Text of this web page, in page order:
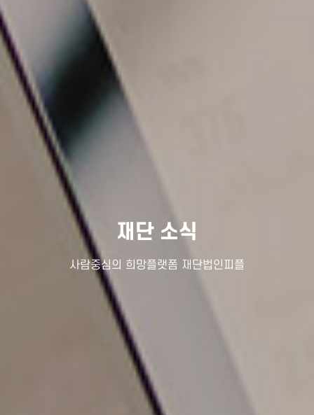
재단 소식
사람중심의 희망플랫폼 재단법인피플